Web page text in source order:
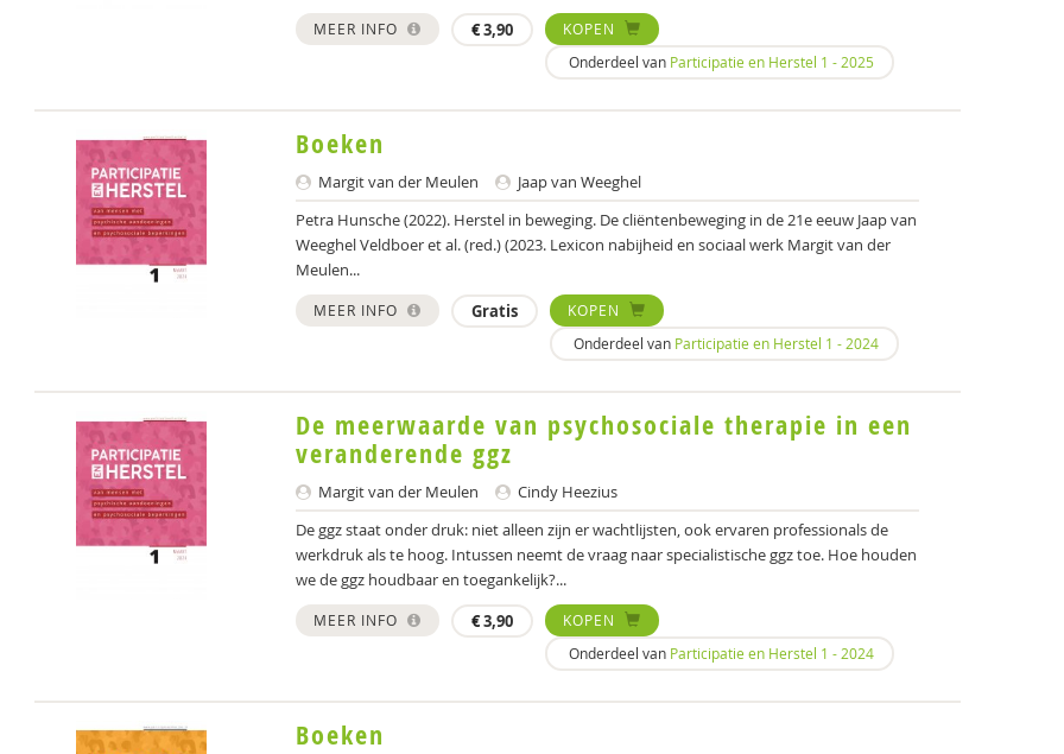
MEER INFO €3,90
KOPEN
Onderdeel van Participatie en Herstel 1 - 2025
Boeken
Margit van der Meulen
Jaap van Weeghel
Petra Hunsche (2022). Herstel in beweging. De cliëntenbeweging in de 21e eeuw Jaap van
Weeghel Veldboer et al. (red.) (2023. Lexicon nabijheid en sociaal werk Margit van der
Meulen...
MEER INFO Gratis
KOPEN
Onderdeel van Participatie en Herstel 1 - 2024
De meerwaarde van psychosociale therapie in een
veranderende ggz
Margit van der Meulen
Cindy Heezius
De ggz staat onder druk: niet alleen zijn er wachtlijsten, ook ervaren professionals de
werkdruk als te hoog. Intussen neemt de vraag naar specialistische ggz toe. Hoe houden
we de ggz houdbaar en toegankelijk?...
MEER INFO €3,90
KOPEN
Onderdeel van Participatie en Herstel 1 - 2024
Boeken